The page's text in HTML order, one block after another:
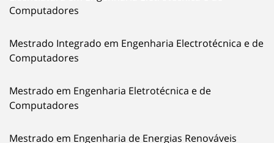
Computadores
Mestrado Integrado em Engenharia Electrotécnica e de
Computadores
Mestrado em Engenharia Eletrotécnica e de
Computadores
Mestrado em Engenharia de Energias Renováveis